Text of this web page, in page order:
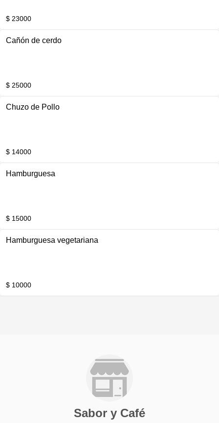
$ 23000
Cañón de cerdo
$ 25000
Chuzo de Pollo
$ 14000
Hamburguesa
$ 15000
Hamburguesa vegetariana
$ 10000
Sabor y Café